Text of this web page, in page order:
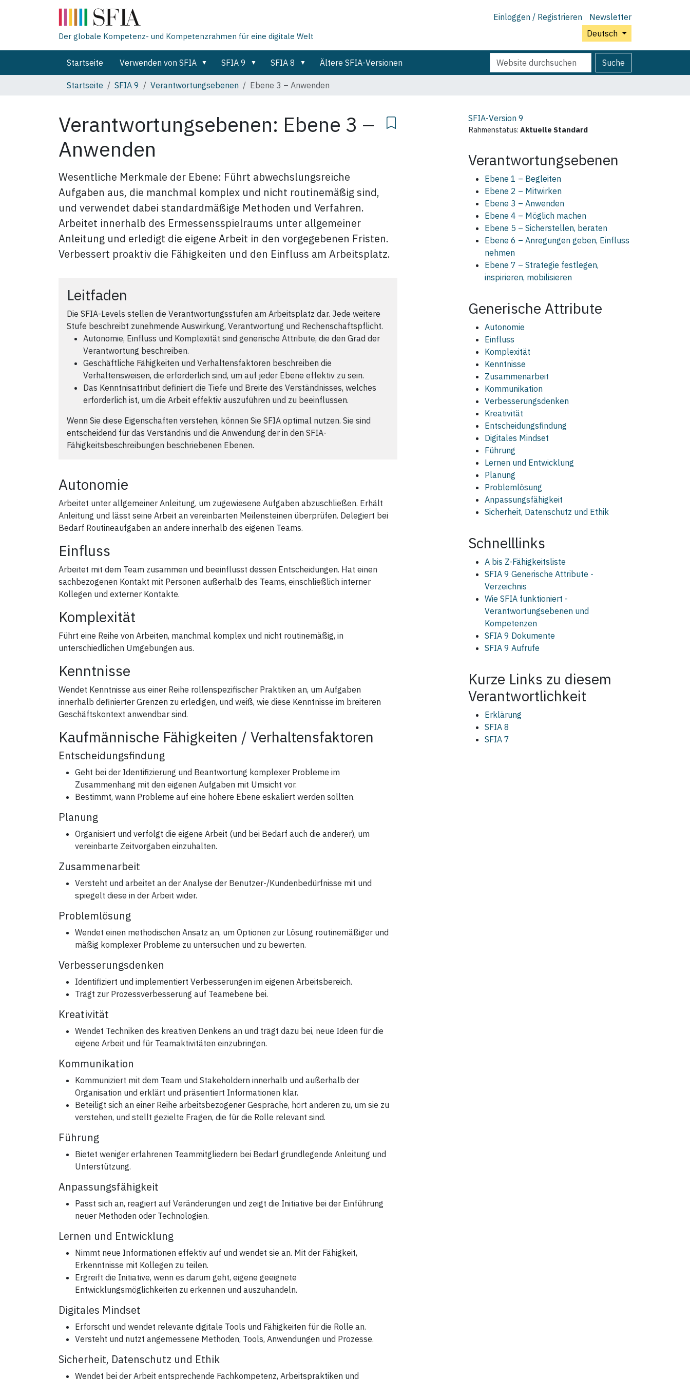
Einloggen / Registrieren
Newsletter
Deutsch
Der globale Kompetenz- und Kompetenzrahmen für eine digitale Welt
Startseite Verwenden von SFIA SFIA 9 SFIA 8 Ältere SFIA-Versionen
Website
durchsuchen
Suche
Erweiterte
Suche…
Startseite
SFIA 9 Verantwortungsebenen Ebene 3 – Anwenden
Verantwortungsebenen: Ebene 3 –
Anwenden
Wesentliche Merkmale der Ebene: Führt abwechslungsreiche
Aufgaben aus, die manchmal komplex und nicht routinemäßig sind,
und verwendet dabei standardmäßige Methoden und Verfahren.
Arbeitet innerhalb des Ermessensspielraums unter allgemeiner
Anleitung und erledigt die eigene Arbeit in den vorgegebenen Fristen.
Verbessert proaktiv die Fähigkeiten und den Einfluss am Arbeitsplatz.
Leitfaden
Die SFIA-Levels stellen die Verantwortungsstufen am Arbeitsplatz dar. Jede weitere
Stufe beschreibt zunehmende Auswirkung, Verantwortung und Rechenschaftspflicht.
Autonomie, Einfluss und Komplexität sind generische Attribute, die den Grad der
Verantwortung beschreiben.
Geschäftliche Fähigkeiten und Verhaltensfaktoren beschreiben die
Verhaltensweisen, die erforderlich sind, um auf jeder Ebene effektiv zu sein.
Das Kenntnisattribut definiert die Tiefe und Breite des Verständnisses, welches
erforderlich ist, um die Arbeit effektiv auszuführen und zu beeinflussen.
Wenn Sie diese Eigenschaften verstehen, können Sie SFIA optimal nutzen. Sie sind
entscheidend für das Verständnis und die Anwendung der in den SFIA-
Fähigkeitsbeschreibungen beschriebenen Ebenen.
Autonomie
Arbeitet unter allgemeiner Anleitung, um zugewiesene Aufgaben abzuschließen. Erhält
Anleitung und lässt seine Arbeit an vereinbarten Meilensteinen überprüfen. Delegiert bei
Bedarf Routineaufgaben an andere innerhalb des eigenen Teams.
Einfluss
Arbeitet mit dem Team zusammen und beeinflusst dessen Entscheidungen. Hat einen
sachbezogenen Kontakt mit Personen außerhalb des Teams, einschließlich interner
Kollegen und externer Kontakte.
Komplexität
Führt eine Reihe von Arbeiten, manchmal komplex und nicht routinemäßig, in
unterschiedlichen Umgebungen aus.
Kenntnisse
Wendet Kenntnisse aus einer Reihe rollenspezifischer Praktiken an, um Aufgaben
innerhalb definierter Grenzen zu erledigen, und weiß, wie diese Kenntnisse im breiteren
Geschäftskontext anwendbar sind.
Kaufmännische Fähigkeiten / Verhaltensfaktoren
Entscheidungsfindung
Geht bei der Identifizierung und Beantwortung komplexer Probleme im
Zusammenhang mit den eigenen Aufgaben mit Umsicht vor.
Bestimmt, wann Probleme auf eine höhere Ebene eskaliert werden sollten.
Planung
Organisiert und verfolgt die eigene Arbeit (und bei Bedarf auch die anderer), um
vereinbarte Zeitvorgaben einzuhalten.
Zusammenarbeit
Versteht und arbeitet an der Analyse der Benutzer-/Kundenbedürfnisse mit und
spiegelt diese in der Arbeit wider.
Problemlösung
Wendet einen methodischen Ansatz an, um Optionen zur Lösung routinemäßiger und
mäßig komplexer Probleme zu untersuchen und zu bewerten.
Verbesserungsdenken
Identifiziert und implementiert Verbesserungen im eigenen Arbeitsbereich.
Trägt zur Prozessverbesserung auf Teamebene bei.
Kreativität
Wendet Techniken des kreativen Denkens an und trägt dazu bei, neue Ideen für die
eigene Arbeit und für Teamaktivitäten einzubringen.
Kommunikation
Kommuniziert mit dem Team und Stakeholdern innerhalb und außerhalb der
Organisation und erklärt und präsentiert Informationen klar.
Beteiligt sich an einer Reihe arbeitsbezogener Gespräche, hört anderen zu, um sie zu
verstehen, und stellt gezielte Fragen, die für die Rolle relevant sind.
Führung
Bietet weniger erfahrenen Teammitgliedern bei Bedarf grundlegende Anleitung und
Unterstützung.
Anpassungsfähigkeit
Passt sich an, reagiert auf Veränderungen und zeigt die Initiative bei der Einführung
neuer Methoden oder Technologien.
Lernen und Entwicklung
Nimmt neue Informationen effektiv auf und wendet sie an. Mit der Fähigkeit,
Erkenntnisse mit Kollegen zu teilen.
Ergreift die Initiative, wenn es darum geht, eigene geeignete
Entwicklungsmöglichkeiten zu erkennen und auszuhandeln.
Digitales Mindset
Erforscht und wendet relevante digitale Tools und Fähigkeiten für die Rolle an.
Versteht und nutzt angemessene Methoden, Tools, Anwendungen und Prozesse.
Sicherheit, Datenschutz und Ethik
Wendet bei der Arbeit entsprechende Fachkompetenz, Arbeitspraktiken und
SFIA-Version 9
Rahmenstatus: Aktuelle Standard
Verantwortungsebenen
Ebene 1 – Begleiten
Ebene 2 – Mitwirken
Ebene 3 – Anwenden
Ebene 4 – Möglich machen
Ebene 5 – Sicherstellen, beraten
Ebene 6 – Anregungen geben, Einfluss
nehmen
Ebene 7 – Strategie festlegen,
inspirieren, mobilisieren
Generische Attribute
Autonomie
Einfluss
Komplexität
Kenntnisse
Zusammenarbeit
Kommunikation
Verbesserungsdenken
Kreativität
Entscheidungsfindung
Digitales Mindset
Führung
Lernen und Entwicklung
Planung
Problemlösung
Anpassungsfähigkeit
Sicherheit, Datenschutz und Ethik
Schnelllinks
A bis Z-Fähigkeitsliste
SFIA 9 Generische Attribute -
Verzeichnis
Wie SFIA funktioniert -
Verantwortungsebenen und
Kompetenzen
SFIA 9 Dokumente
SFIA 9 Aufrufe
Kurze Links zu diesem
Verantwortlichkeit
Erklärung
SFIA 8
SFIA 7